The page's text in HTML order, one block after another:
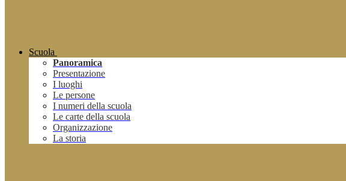
Scuola
Panoramica
Presentazione
I luoghi
Le persone
I numeri della scuola
Le carte della scuola
Organizzazione
La storia